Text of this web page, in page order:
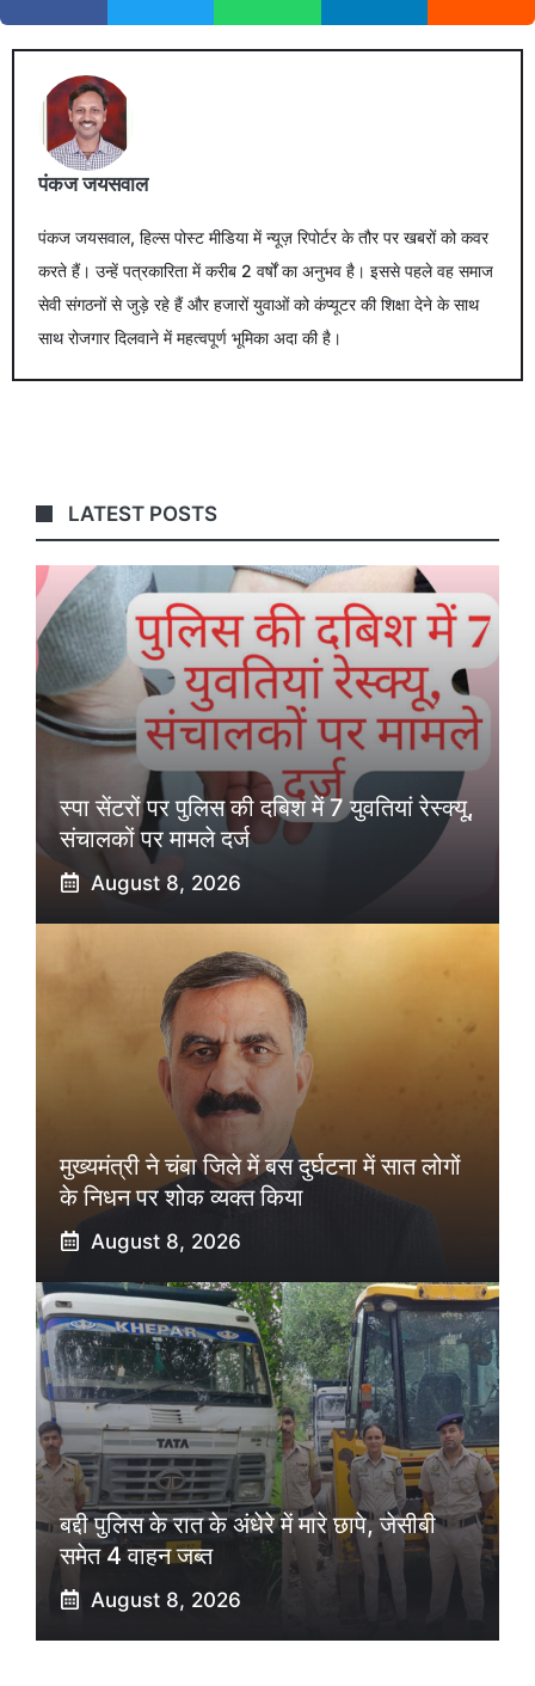
पंकज जयसवाल
पंकज जयसवाल, हिल्स पोस्ट मीडिया में न्यूज़ रिपोर्टर के तौर पर खबरों को कवर
करते हैं। उन्हें पत्रकारिता में करीब 2 वर्षों का अनुभव है। इससे पहले वह समाज
सेवी संगठनों से जुड़े रहे हैं और हजारों युवाओं को कंप्यूटर की शिक्षा देने के साथ
साथ रोजगार दिलवाने में महत्वपूर्ण भूमिका अदा की है।
LATEST POSTS
स्पा सेंटरों पर पुलिस की दबिश में 7 युवतियां रेस्क्यू,
संचालकों पर मामले दर्ज
August 8, 2026
मुख्यमंत्री ने चंबा जिले में बस दुर्घटना में सात लोगों
के निधन पर शोक व्यक्त किया
August 8, 2026
बद्दी पुलिस के रात के अंधेरे में मारे छापे, जेसीबी
समेत 4 वाहन जब्त
August 8, 2026